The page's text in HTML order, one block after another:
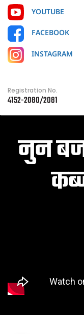
YOUTUBE
FACEBOOK
INSTAGRAM
Registration No.
4152-2080/2081
नुन